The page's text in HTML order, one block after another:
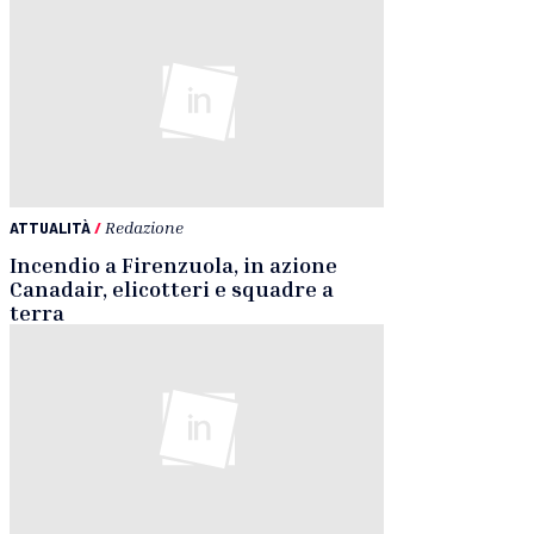
ATTUALITÀ/ Redazione
Incendio a Firenzuola, in azione
Canadair, elicotteri e squadre a
terra